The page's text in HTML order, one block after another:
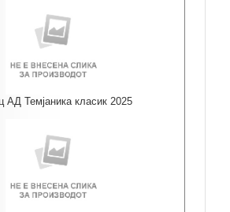
АД Темјаника класик 2025